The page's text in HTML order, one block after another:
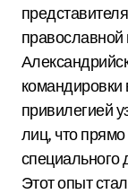
православной
командировки
привилегией
лиц, что прямо
специального
Этот опыт